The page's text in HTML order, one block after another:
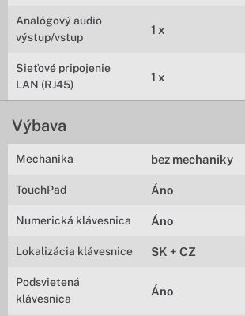
Analógový audio
výstup/vstup
1 x
Sieťové pripojenie
LAN (RJ45)
1 x
Výbava
Mechanika bez mechaniky
TouchPad Áno
Numerická klávesnica Áno
Lokalizácia klávesnice SK + CZ
Podsvietená
klávesnica
Áno